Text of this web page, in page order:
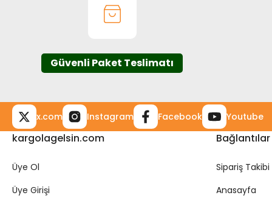
Ürün fiyatı diğer sitelerden daha pahalı.
Güvenli Paket Teslimatı
x.com Instagram Facebook Youtube
kargolagelsin.com
Üye Ol
Üye Girişi
Bağlantılar
Sipariş Takibi
Anasayfa